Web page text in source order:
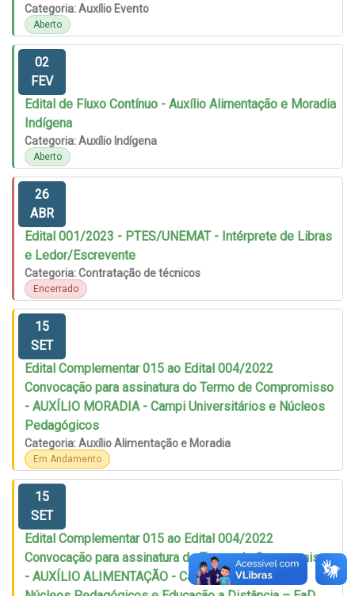
Categoria: Auxílio Evento
Aberto
02
FEV
Edital de Fluxo Contínuo - Auxílio Alimentação e Moradia
Indígena
Categoria: Auxílio Indígena
Aberto
26
ABR
Edital 001/2023 - PTES/UNEMAT - Intérprete de Libras
e Ledor/Escrevente
Categoria: Contratação de técnicos
Encerrado
15
SET
Edital Complementar 015 ao Edital 004/2022
Convocação para assinatura do Termo de Compromisso
- AUXÍLIO MORADIA - Campi Universitários e Núcleos
Pedagógicos
Categoria: Auxílio Alimentação e Moradia
Em Andamento
15
SET
Edital Complementar 015 ao Edital 004/2022
Convocação para assinatura do Termo de Compromisso
- AUXÍLIO ALIMENTAÇÃO - Campi Universitários,